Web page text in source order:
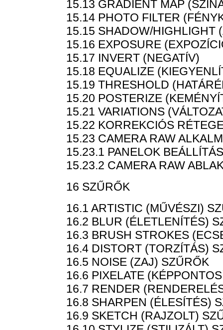
15.13 GRADIENT MAP
15.14 PHOTO FILTER
15.15 SHADOW/HIGHLIGHT
15.16 EXPOSURE
15.17 INVERT (NEGATÍV)
15.18 EQUALIZE
15.19 THRESHOLD
15.20 POSTERIZE
15.21 VARIATIONS
15.22 KORREKCIÓS
15.23 CAMERA RAW
15.23.1 PANELOK
15.23.2 CAMERA RAW
16 SZŰRŐK
16.1 ARTISTIC (MŰVÉSZI)
16.2 BLUR (ÉLETLENÍTÉS)
16.3 BRUSH STROKES
16.4 DISTORT (TORZÍTÁS)
16.5 NOISE (ZAJ) SZŰRŐK
16.6 PIXELATE
16.7 RENDER
16.8 SHARPEN (ÉLESÍTÉS)
16.9 SKETCH (RAJZOLT)